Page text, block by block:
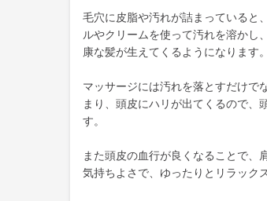
毛穴に皮脂や汚れが詰まっていると
ルやクリームを使って汚れを溶かし
康な髪が生えてくるようになります。
マッサージには汚れを落とすだけで
まり、頭皮にハリが出てくるので、
す。
また頭皮の血行が良くなることで、
気持ちよさで、ゆったりとリラック